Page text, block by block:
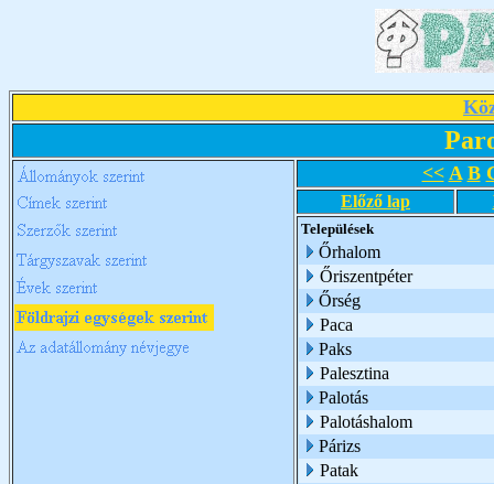
<< A B
Előző lap
Települések
Őrhalom
Őriszentpéter
Őrség
Paca
Paks
Palesztina
Palotás
Palotáshalom
Párizs
Patak